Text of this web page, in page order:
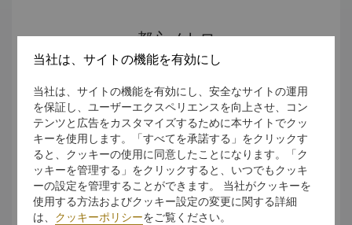
都心メトロ
当社は、サイトの機能を有効にし
当社は、サイトの機能を有効にし、安全なサイトの運用
を保証し、ユーザーエクスペリエンスを向上させ、コン
テンツと広告をカスタマイズするために本サイトでクッ
キーを使用します。「すべてを承諾する」をクリックす
ると、クッキーの使用に同意したことになります。「ク
ッキーを管理する」をクリックすると、いつでもクッキ
ーの設定を管理することができます。 当社がクッキーを
使用する方法およびクッキー設定の変更に関する詳細
は、 クッキーポリシーをご覧ください。